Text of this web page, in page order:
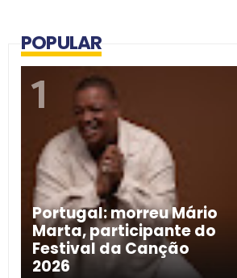
POPULAR
Portugal: morreu Mário
Marta, participante do
Festival da Canção
2026